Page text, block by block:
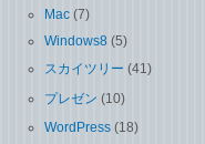
Mac (7)
Windows8 (5)
スカイツリー (41)
プレゼン (10)
WordPress (18)